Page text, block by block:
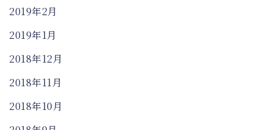
2019年2月
2019年1月
2018年12月
2018年11月
2018年10月